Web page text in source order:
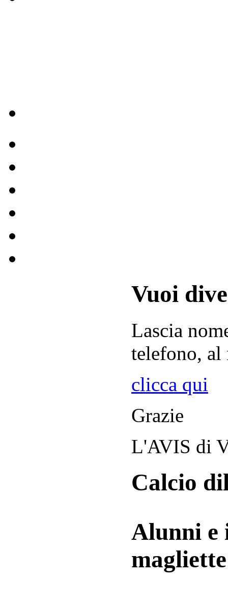
Vuoi
Lascia
telefono, al
clicca qui
Grazie
L'AVIS di
Calcio
Alunni e